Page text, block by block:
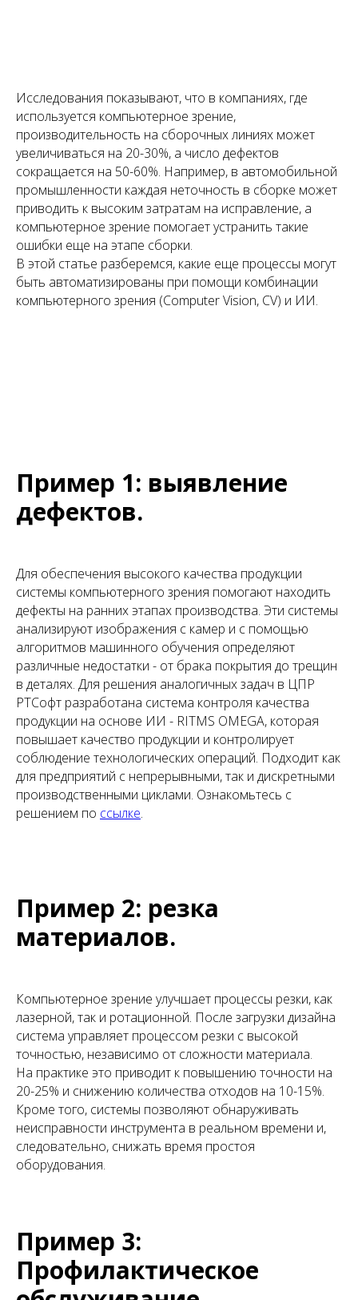
Исследования показывают, что в компаниях, где
используется компьютерное зрение,
производительность на сборочных линиях может
увеличиваться на 20-30%, а число дефектов
сокращается на 50-60%. Например, в автомобильной
промышленности каждая неточность в сборке может
приводить к высоким затратам на исправление, а
компьютерное зрение помогает устранить такие
ошибки еще на этапе сборки.
В этой статье разберемся, какие еще процессы могут
быть автоматизированы при помощи комбинации
компьютерного зрения (Computer Vision, CV) и ИИ.
Пример 1: выявление
дефектов.
Для обеспечения высокого качества продукции
системы компьютерного зрения помогают находить
дефекты на ранних этапах производства. Эти системы
анализируют изображения с камер и с помощью
алгоритмов машинного обучения определяют
различные недостатки - от брака покрытия до трещин
в деталях. Для решения аналогичных задач в ЦПР
РТСофт разработана система контроля качества
продукции на основе ИИ - RITMS OMEGA, которая
повышает качество продукции и контролирует
соблюдение технологических операций. Подходит как
для предприятий с непрерывными, так и дискретными
производственными циклами. Ознакомьтесь с
решением по ссылке.
Пример 2: резка
материалов.
Компьютерное зрение улучшает процессы резки, как
лазерной, так и ротационной. После загрузки дизайна
система управляет процессом резки с высокой
точностью, независимо от сложности материала.
На практике это приводит к повышению точности на
20-25% и снижению количества отходов на 10-15%.
Кроме того, системы позволяют обнаруживать
неисправности инструмента в реальном времени и,
следовательно, снижать время простоя
оборудования.
Пример 3:
Профилактическое